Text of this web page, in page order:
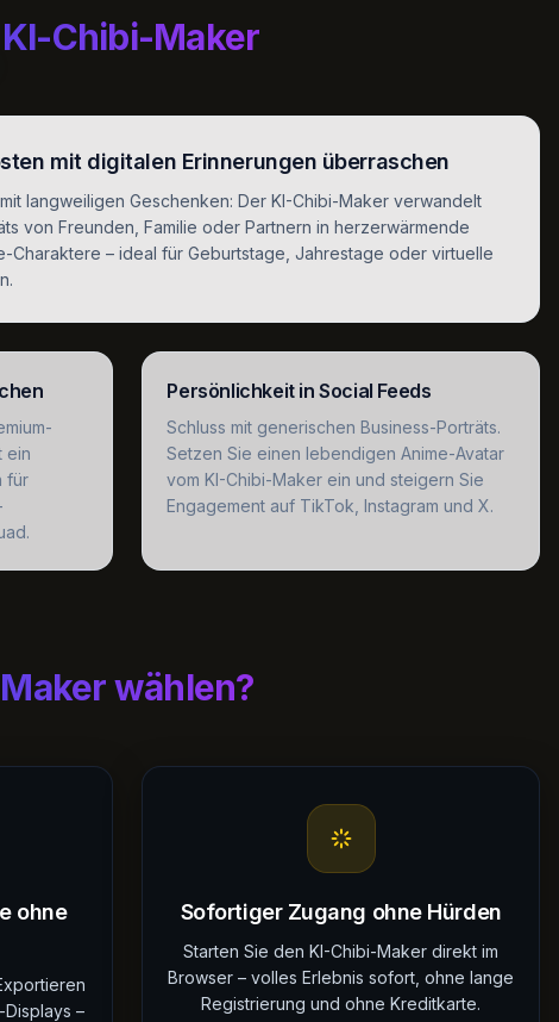
Chibi-Maker
mit digitalen Erinnerungen überraschen
langweiligen Geschenken: Der KI-Chibi-Maker verwandelt
von Freunden, Familie oder Partnern in herzerwärmende
Charaktere – ideal für Geburtstage, Jahrestage oder virtuelle
ein
für
Persönlichkeit in Social Feeds
Schluss mit generischen Business-Porträts.
Setzen Sie einen lebendigen Anime-Avatar
vom KI-Chibi-Maker ein und steigern Sie
Engagement auf TikTok, Instagram und X.
wählen?
ohne
–
Sofortiger Zugang ohne Hürden
Starten Sie den KI-Chibi-Maker direkt im
Browser – volles Erlebnis sofort, ohne lange
Registrierung und ohne Kreditkarte.